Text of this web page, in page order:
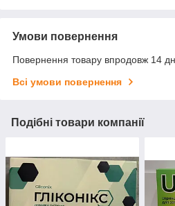
Умови повернення
Повернення товару впродовж 14
Всі умови повернення
Подібні товари компанії